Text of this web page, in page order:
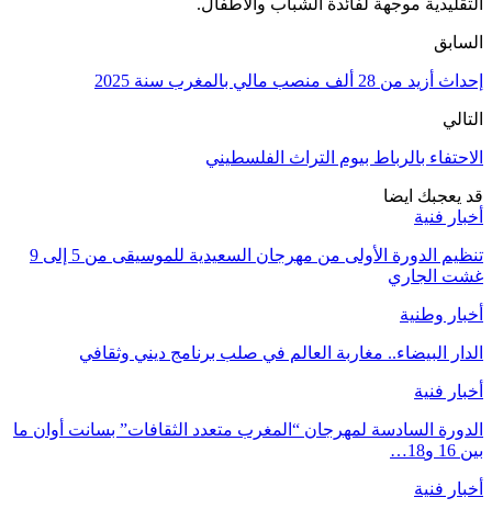
أزيد من 28 ألف منصب مالي بالمغرب سنة 2025
بالرباط بيوم التراث الفلسطيني
يعجبك ايضا
فنية
تنظيم الدورة الأولى من مهرجان السعيدية للموسيقى من 5 إلى 9
الجاري
وطنية
البيضاء.. مغاربة العالم في صلب برنامج ديني وثقافي
فنية
السادسة لمهرجان “المغرب متعدد الثقافات” بسانت أوان ما
16 و18…
فنية